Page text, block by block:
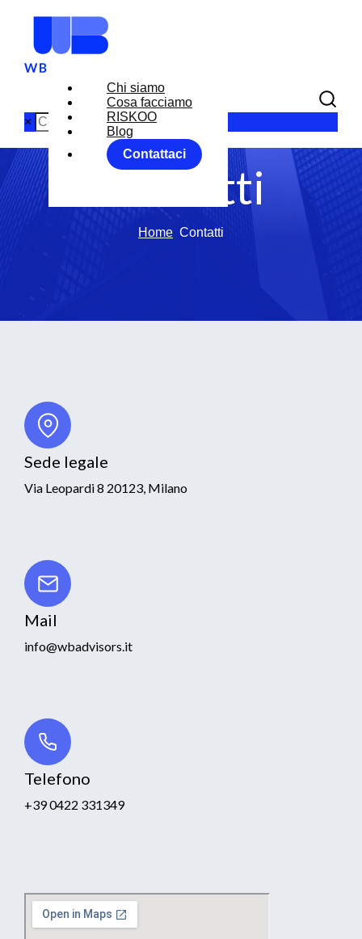
Chi siamo
Cosa facciamo
RISKOO
Blog
Contattaci
×
Contatti
Home Contatti
Sede legale
Via Leopardi 8 20123, Milano
Mail
info@wbadvisors.it
Telefono
+39 0422 331349